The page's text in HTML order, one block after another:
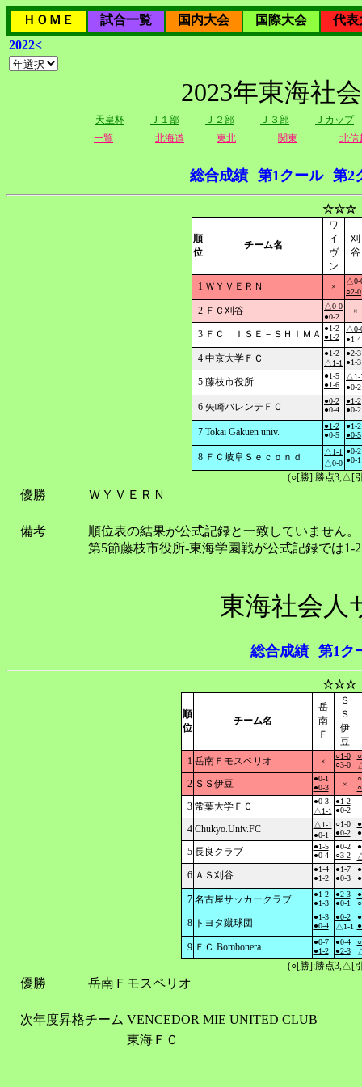
ＨＯＭＥ 試合一覧 国内大会 国際大会
代表
2022<
2023年東海社
天皇杯 Ｊ１部 Ｊ２部 Ｊ３部
Ｊカップ
一覧
北海道 東北 関東 北信
総合成績 第1クール 第2
☆☆☆
順
位
チーム名
ワ
イ
ヴ
ン
刈
谷
1 ＷＹＶＥＲＮ ×
△0-
○2-0
2 ＦＣ刈谷
△0-0
●0-2
×
3 ＦＣ ＩＳＥ－ＳＨＩＭＡ
●1-2
●1-2
△0-
●1-4
4 中京大学ＦＣ
●1-2
△1-1
●2-3
●1-3
5 藤枝市役所
●1-5
●1-6
△1-
●0-2
6 矢崎バレンテＦＣ
●0-2
●0-4
●1-2
●0-2
7 Tokai Gakuen univ.
●1-2
●0-5
●1-2
●0-5
8 ＦＣ岐阜Ｓｅｃｏｎｄ
△1-1
△0-0
●0-2
●0-1
(○[勝]:勝点3,△[
優勝 ＷＹＶＥＲＮ
備考
順位表の結果が公式記録と一致していません。
第5節藤枝市役所-東海学園戦が公式記録では
東海社会人
総合成績 第1ク
☆☆☆
順
位
チーム名
岳
南
Ｆ
Ｓ
Ｓ
伊
豆
1 岳南Ｆモスペリオ ×
○1-0
○3-0
2 ＳＳ伊豆
●0-1
●0-3
×
3 常葉大学ＦＣ
●0-3
△1-1
●1-2
●0-2
4 Chukyo.Univ.FC
△1-1
●0-1
○1-0
●0-2
5 長良クラブ
●1-5
●0-4
●0-2
○3-2
6 ＡＳ刈谷
●1-4
●1-2
●1-7
●0-3
7 名古屋サッカークラブ
●1-2
●1-3
●2-3
●0-1
8 トヨタ蹴球団
●1-3
●0-4
●0-2
△1-1
9 ＦＣ Bombonera
●0-7
●1-2
●0-4
●2-3
(○[勝]:勝点3,△[
優勝 岳南Ｆモスペリオ
次年度昇格チーム VENCEDOR MIE UNITED CLUB
東海ＦＣ